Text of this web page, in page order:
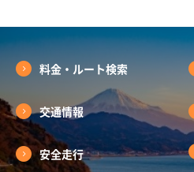
料金・ルート検索
交通情報
安全走行